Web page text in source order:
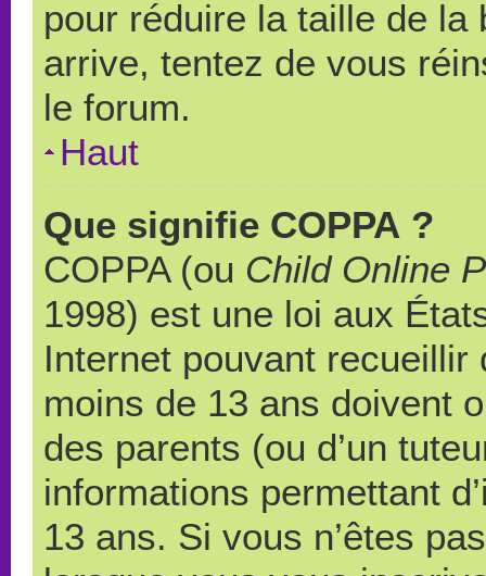
pour réduire la taille de
arrive, tentez de vous
le forum.
Haut
Que signifie COPPA ?
COPPA (ou Child Online
1998) est une loi aux
Internet pouvant
moins de 13 ans doivent
des parents (ou d’un
informations permettant
13 ans. Si vous n’êtes